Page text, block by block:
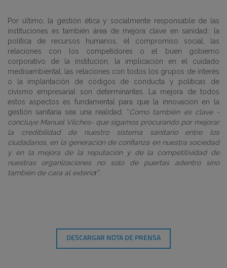
Por último, la gestión ética y socialmente responsable de las
instituciones es también área de mejora clave en sanidad:: la
política de recursos humanos, el compromiso social, las
relaciones con los competidores o el buen gobierno
corporativo de la institución, la implicación en el cuidado
medioambiental, las relaciones con todos los grupos de interés
o la implantación de códigos de conducta y políticas de
civismo empresarial son determinantes. La mejora de todos
estos aspectos es fundamental para que la innovación en la
gestión sanitaria sea una realidad. “Como también es clave -
concluye Manuel Vilches- que sigamos procurando por mejorar
la credibilidad de nuestro sistema sanitario entre los
ciudadanos, en la generación de confianza en nuestra sociedad
y en la mejora de la reputación y de la competitividad de
nuestras organizaciones no solo de puertas adentro sino
también de cara al exterior”.
DESCARGAR NOTA DE PRENSA